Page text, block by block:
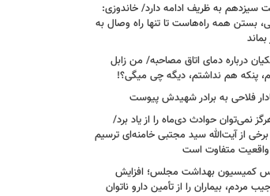
سیزدهم به ظریف ادامه دارد/ خاندوزی:
بستن همه راه‌هاست تا تنها راه وصال به
درباره دمای اتاق مصاحبه/ من زابل
پنکه هم نداشتم، دیگه چی میگی؟!
فلاحی به برادر شهیدش پیوست
نمی‌توان حوادث دی‌ماه را از یاد برد/
از آیت‌الله سید مجتبی خامنه‌ای ترسیم
واقعیت متفاوت است
کمیسیون بهداشت مجلس؛ افزایش
مردم، بیماران را از تأمین دارو ناتوان